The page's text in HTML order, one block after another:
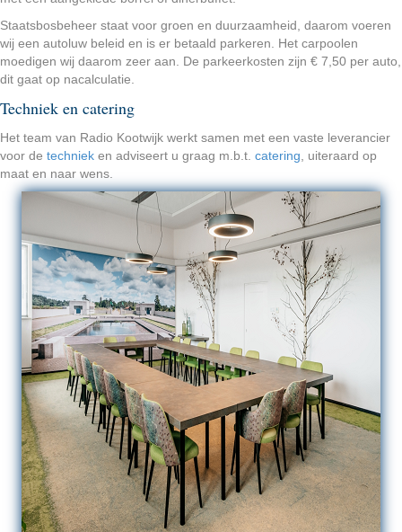
Staatsbosbeheer staat voor groen en duurzaamheid, daarom voeren
wij een autoluw beleid en is er betaald parkeren. Het carpoolen
moedigen wij daarom zeer aan. De parkeerkosten zijn € 7,50 per auto,
dit gaat op nacalculatie.
Techniek en catering
Het team van Radio Kootwijk werkt samen met een vaste leverancier
voor de techniek en adviseert u graag m.b.t. catering , uiteraard op
maat en naar wens.